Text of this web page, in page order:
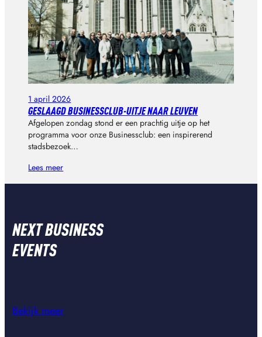
1 april 2026
GESLAAGD BUSINESSCLUB-UITJE NAAR LEUVEN
Afgelopen zondag stond er een prachtig uitje op het
programma voor onze Businessclub: een inspirerend
stadsbezoek…
Lees meer
NEXT BUSINESS
EVENTS
Bekijk meer